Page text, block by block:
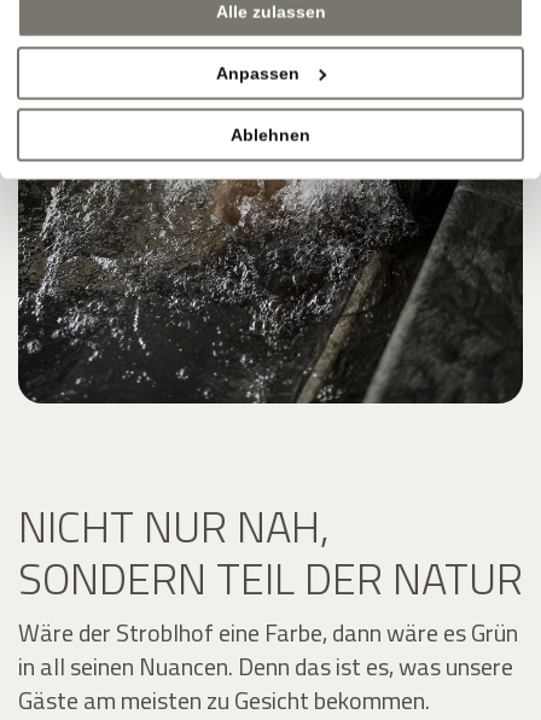
Alle zulassen
Anpassen
Ablehnen
NICHT NUR NAH,
SONDERN TEIL DER NATUR
Wäre der Stroblhof eine Farbe, dann wäre es Grün
in all seinen Nuancen. Denn das ist es, was unsere
Gäste am meisten zu Gesicht bekommen.